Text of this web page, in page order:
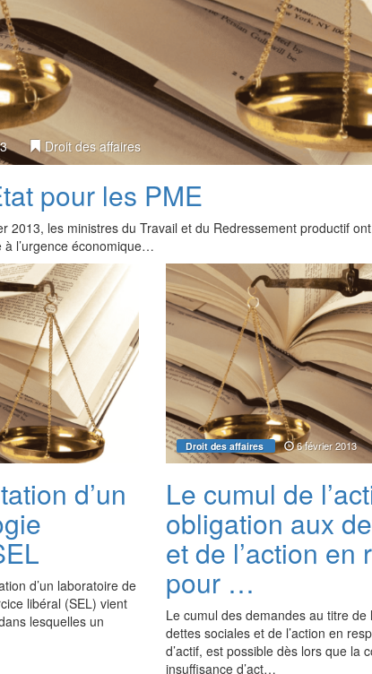
Droit des affaires
pour les PME
2013, les ministres du Travail et du Redressement productif
à l’urgence économique…
d’un
d’un laboratoire de
libéral (SEL) vient
lesquelles un
Droit des affaires 6 février 2013
Le cumul de
obligation aux
et de l’action en
pour …
Le cumul des demandes au titre de
dettes sociales et de l’action en
d’actif, est possible dès lors que la
insuffisance d’act…